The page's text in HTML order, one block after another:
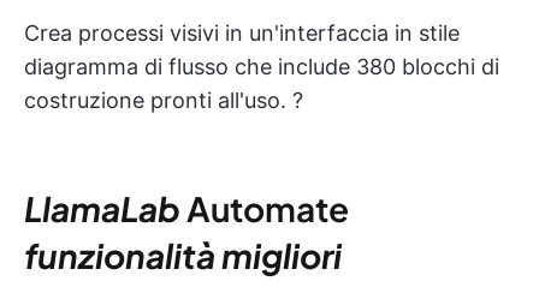
Crea processi visivi in un'interfaccia in stile
diagramma di flusso che include 380 blocchi di
costruzione pronti all'uso. ?
LlamaLab Automate
funzionalità migliori